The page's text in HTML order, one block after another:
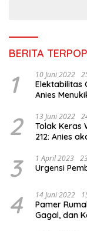
BERITA
1 10 Juni 2022
Elektabilitas
Anies
2 13 Juni 2022
Tolak Keras
212: Anies
3 1 April 2023
Urgensi
4 14 Juni 2022
Pamer
Gagal, dan